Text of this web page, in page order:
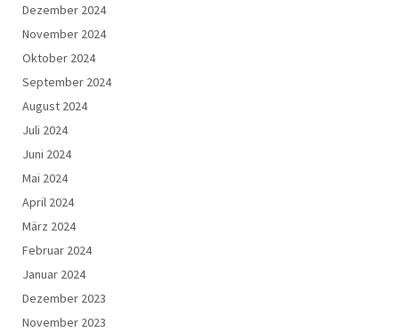
Dezember 2024
November 2024
Oktober 2024
September 2024
August 2024
Juli 2024
Juni 2024
Mai 2024
April 2024
März 2024
Februar 2024
Januar 2024
Dezember 2023
November 2023